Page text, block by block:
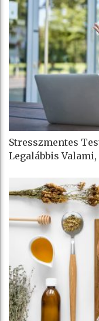
Stresszmentes
Legalábbis